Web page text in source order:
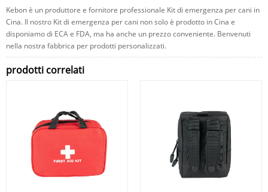
Kebon è un produttore e fornitore professionale Kit di emergenza per cani in
Cina. Il nostro Kit di emergenza per cani non solo è prodotto in Cina e
disponiamo di ECA e FDA, ma ha anche un prezzo conveniente. Benvenuti
nella nostra fabbrica per prodotti personalizzati.
prodotti correlati